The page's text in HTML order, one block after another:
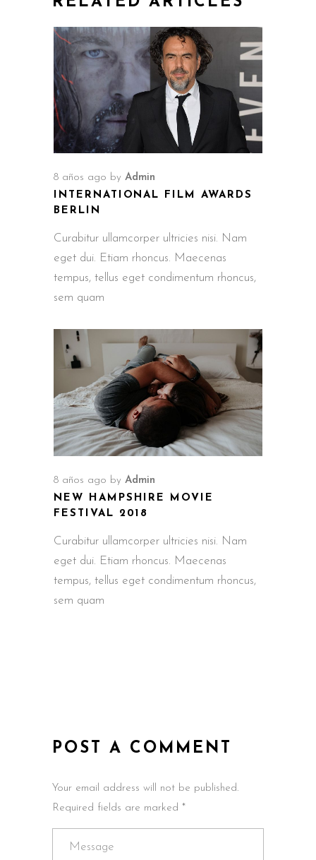
8 años ago by Admin
INTERNATIONAL FILM AWARDS
BERLIN
Curabitur ullamcorper ultricies nisi. Nam
eget dui. Etiam rhoncus. Maecenas
tempus, tellus eget condimentum rhoncus,
sem quam
8 años ago by Admin
NEW HAMPSHIRE MOVIE
FESTIVAL 2018
Curabitur ullamcorper ultricies nisi. Nam
eget dui. Etiam rhoncus. Maecenas
tempus, tellus eget condimentum rhoncus,
sem quam
POST A COMMENT
Your email address will not be published.
Required fields are marked *